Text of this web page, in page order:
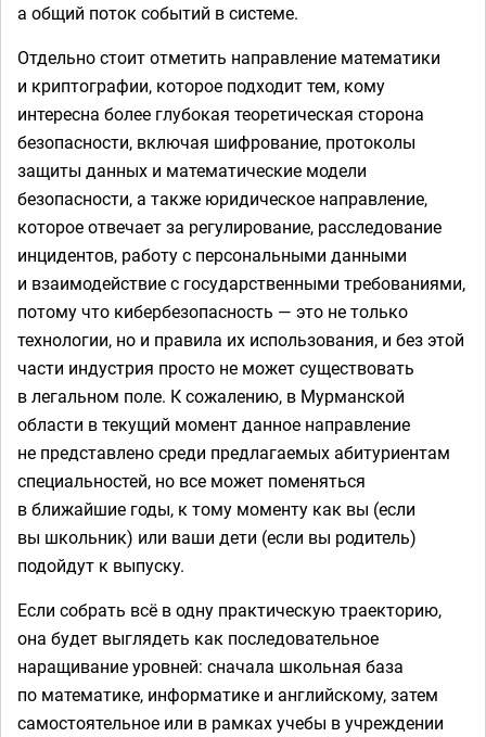
а общий поток событий в системе.
Отдельно стоит отметить направление математики
и криптографии, которое подходит тем, кому
интересна более глубокая теоретическая сторона
безопасности, включая шифрование, протоколы
защиты данных и математические модели
безопасности, а также юридическое направление,
которое отвечает за регулирование, расследование
инцидентов, работу с персональными данными
и взаимодействие с государственными требованиями,
потому что кибербезопасность — это не только
технологии, но и правила их использования, и без этой
части индустрия просто не может существовать
в легальном поле. К сожалению, в Мурманской
области в текущий момент данное направление
не представлено среди предлагаемых абитуриентам
специальностей, но все может поменяться
в ближайшие годы, к тому моменту как вы (если
вы школьник) или ваши дети (если вы родитель)
подойдут к выпуску.
Если собрать всё в одну практическую траекторию,
она будет выглядеть как последовательное
наращивание уровней: сначала школьная база
по математике, информатике и английскому, затем
самостоятельное или в рамках учебы в учреждении